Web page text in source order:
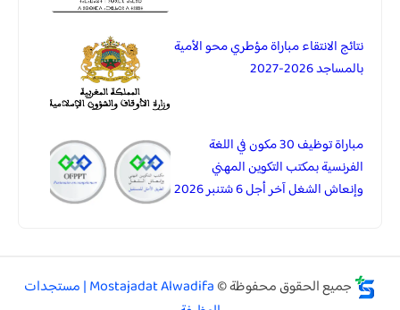
نتائج الانتقاء مباراة مؤطري محو الأمية
بالمساجد 2026-2027
مباراة توظيف 30 مكون في اللغة
الفرنسية بمكتب التكوين المهني
وإنعاش الشغل آخر أجل 6 شتنبر 2026
جميع الحقوق محفوظة ©
Mostajadat Alwadifa | مستجدات